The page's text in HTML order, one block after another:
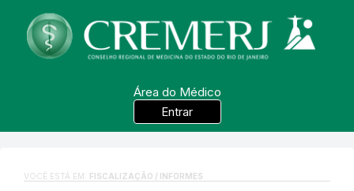
Área do Médico
Entrar
VOCÊ ESTÁ EM: FISCALIZAÇÃO / INFORMES